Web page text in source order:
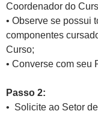
Coordenador do
• Observe se possui
componentes
Curso;
• Converse com seu
Passo 2:
• Solicite ao Setor